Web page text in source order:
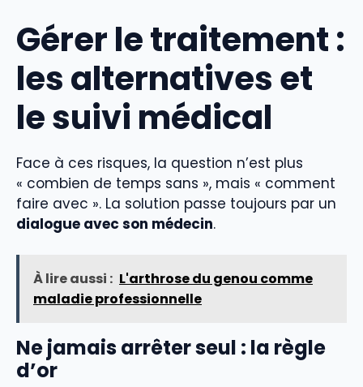
Gérer le traitement :
les alternatives et
le suivi médical
Face à ces risques, la question n’est plus
« combien de temps sans », mais « comment
faire avec ». La solution passe toujours par un
dialogue avec son médecin.
À lire aussi : L'arthrose du genou comme
maladie professionnelle
Ne jamais arrêter seul : la règle
d’or